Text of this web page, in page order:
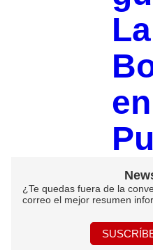
La
¿Te quedas fuera de la
correo el mejor resumen